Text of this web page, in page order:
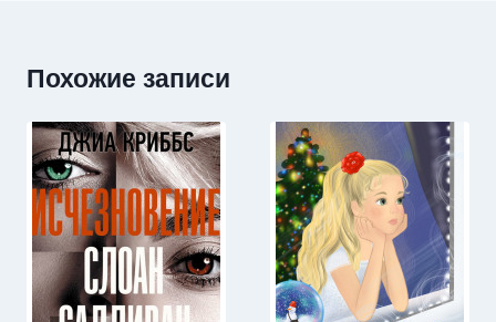
Похожие записи